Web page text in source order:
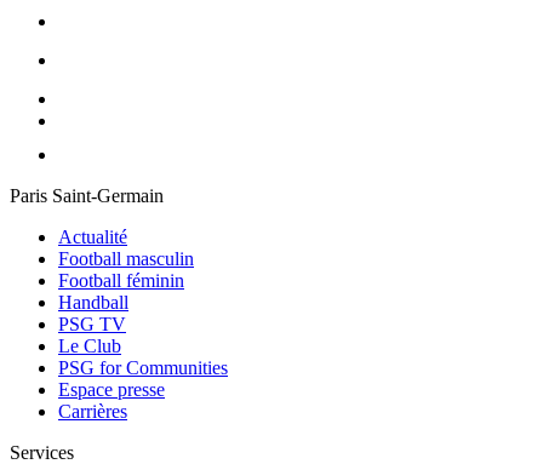
Paris Saint-Germain
Actualité
Football masculin
Football féminin
Handball
PSG TV
Le Club
PSG for Communities
Espace presse
Carrières
Services